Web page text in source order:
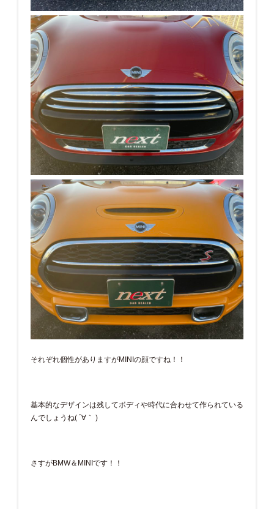
それぞれ個性がありますがMINIの顔ですね！！
基本的なデザインは残してボディや時代に合わせて作られている
んでしょうね( ´∀｀ )
さすがBMW＆MINIです！！